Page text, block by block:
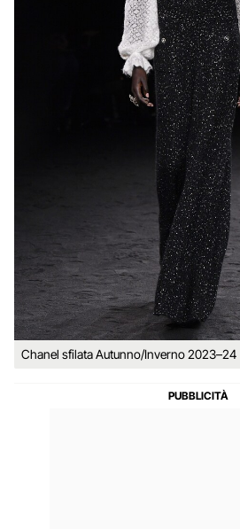
Chanel sfilata Autunno/Inverno 2023–24